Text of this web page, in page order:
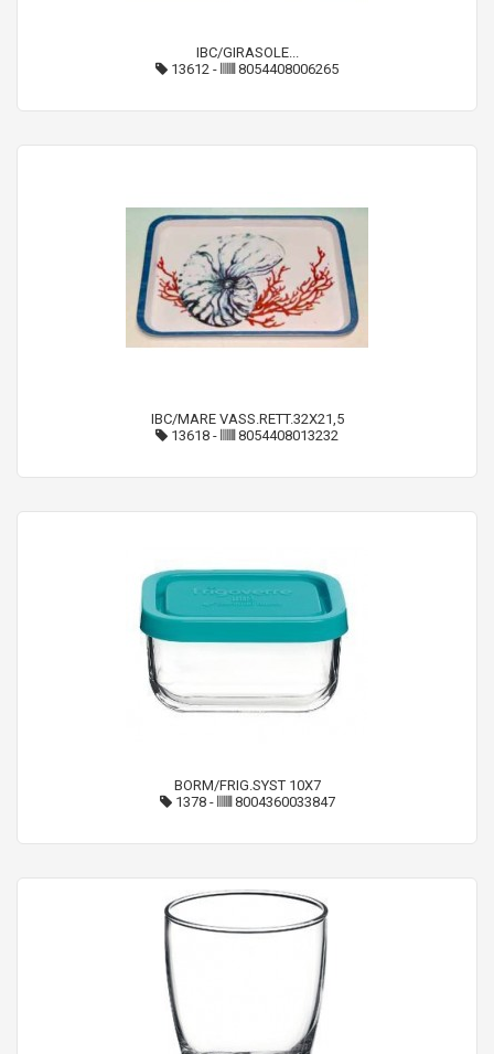
IBC/GIRASOLE...
13612 - 8054408006265
IBC/MARE VASS.RETT.32X21,5
13618 - 8054408013232
BORM/FRIG.SYST 10X7
1378- 8004360033847